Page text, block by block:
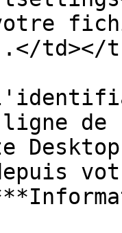
td></
de